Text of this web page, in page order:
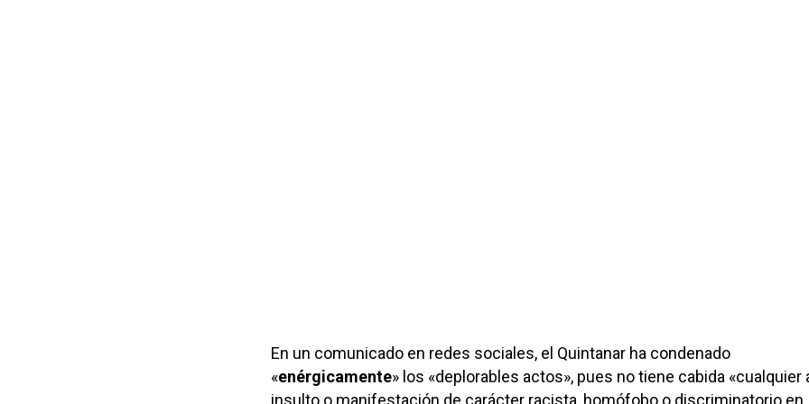
En un comunicado en redes sociales, el Quintanar ha condenado
«enérgicamente» los «deplorables actos», pues no tiene cabida «cualquier
insulto o manifestación de carácter racista, homófobo o discriminatorio en